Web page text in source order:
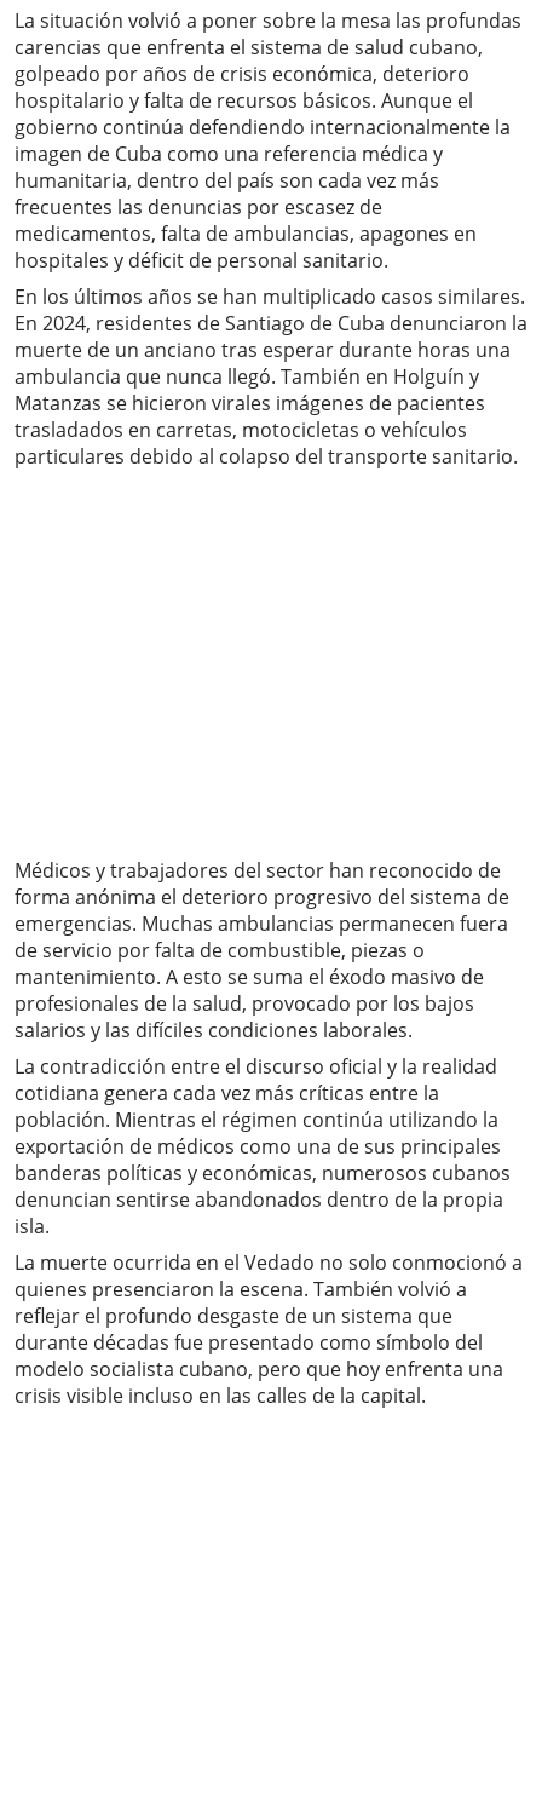
La situación volvió a poner sobre la mesa las profundas
carencias que enfrenta el sistema de salud cubano,
golpeado por años de crisis económica, deterioro
hospitalario y falta de recursos básicos. Aunque el
gobierno continúa defendiendo internacionalmente la
imagen de Cuba como una referencia médica y
humanitaria, dentro del país son cada vez más
frecuentes las denuncias por escasez de
medicamentos, falta de ambulancias, apagones en
hospitales y déficit de personal sanitario.
En los últimos años se han multiplicado casos similares.
En 2024, residentes de Santiago de Cuba denunciaron la
muerte de un anciano tras esperar durante horas una
ambulancia que nunca llegó. También en Holguín y
Matanzas se hicieron virales imágenes de pacientes
trasladados en carretas, motocicletas o vehículos
particulares debido al colapso del transporte sanitario.
Médicos y trabajadores del sector han reconocido de
forma anónima el deterioro progresivo del sistema de
emergencias. Muchas ambulancias permanecen fuera
de servicio por falta de combustible, piezas o
mantenimiento. A esto se suma el éxodo masivo de
profesionales de la salud, provocado por los bajos
salarios y las difíciles condiciones laborales.
La contradicción entre el discurso oficial y la realidad
cotidiana genera cada vez más críticas entre la
población. Mientras el régimen continúa utilizando la
exportación de médicos como una de sus principales
banderas políticas y económicas, numerosos cubanos
denuncian sentirse abandonados dentro de la propia
isla.
La muerte ocurrida en el Vedado no solo conmocionó a
quienes presenciaron la escena. También volvió a
reflejar el profundo desgaste de un sistema que
durante décadas fue presentado como símbolo del
modelo socialista cubano, pero que hoy enfrenta una
crisis visible incluso en las calles de la capital.